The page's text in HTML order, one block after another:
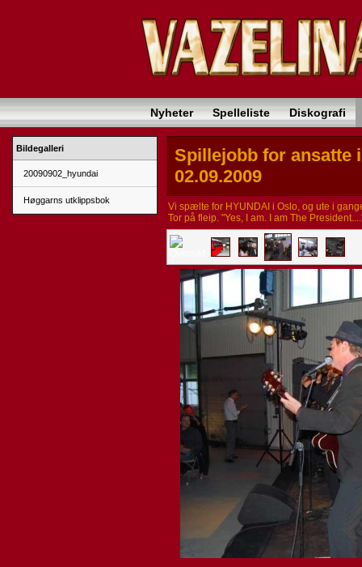
Nyheter Spelleliste Diskografi
Bildegalleri
20090902_hyundai
Høggarns utklippsbok
Spillejobb for ansatte
02.09.2009
Vi spælte for HYUNDAI i Oslo, og ute i
Tor på fleip. "Yes, I am. I am The